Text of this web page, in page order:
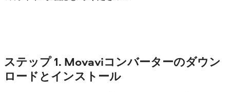
ステップ 1. Movaviコンバーターのダウン
ロードとインストール